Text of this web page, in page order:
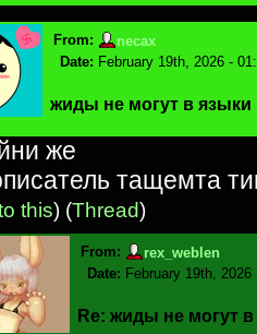
From:
necax
Date: February 19th, 2026 -
жиды не могут в языки
же
тащемта
this) (Thread)
From:
rex_weblen
Date: February 19th, 2026
Re: жиды не могут